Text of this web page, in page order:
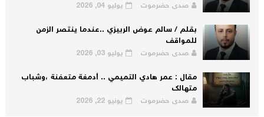
صدى حضرموت يوليو 04, 2026
بقلم / سالم عوض الربيزي ..عندما ينتصر الزمن
للمواقف
صدى حضرموت يوليو 03, 2026
مقال : عمر هادي التميمي .. أدمغة متعفنة ،وشباب
متهالك
صدى حضرموت يونيو 22, 2026